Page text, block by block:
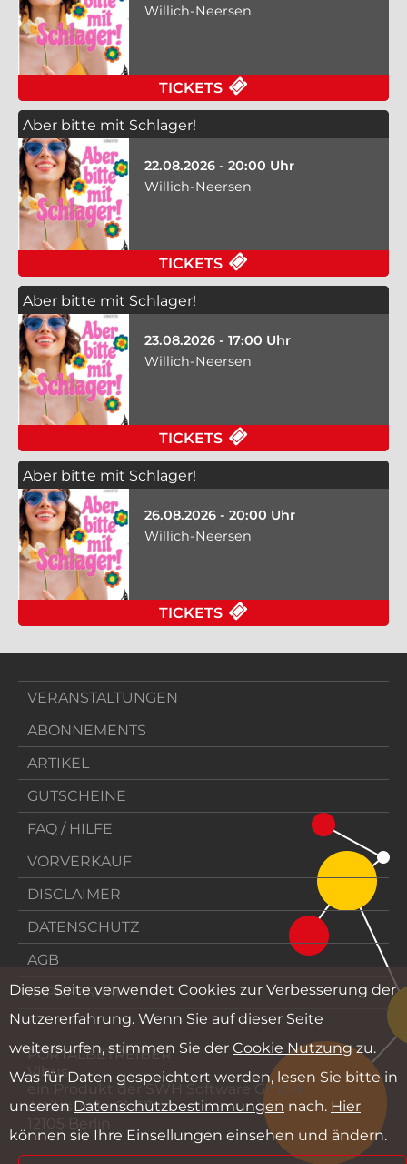
Diese Seite verwendet Cookies zur Verbesserung der
Nutzererfahrung. Wenn Sie auf dieser Seite
weitersurfen, stimmen Sie der Cookie Nutzungzu.
Was für Daten gespeichtert werden, lesen Sie bitte in
unseren Datenschutzbestimmungen nach. Hier
können sie Ihre Einsellungen einsehen und ändern.
Willich-Neersen
TICKETS
Aber bitte mit Schlager!
22.08.2026 - 20:00 Uhr
Willich-Neersen
TICKETS
Aber bitte mit Schlager!
23.08.2026 - 17:00 Uhr
Willich-Neersen
TICKETS
Aber bitte mit Schlager!
26.08.2026 - 20:00 Uhr
Willich-Neersen
TICKETS
VERANSTALTUNGEN
ABONNEMENTS
ARTIKEL
GUTSCHEINE
FAQ / HILFE
VORVERKAUF
DISCLAIMER
DATENSCHUTZ
AGB
IMPRESSUM
PORTALBETREIBER
Vibus
ein Produkt der SWH Software GmbH
Attilastraße 61-67